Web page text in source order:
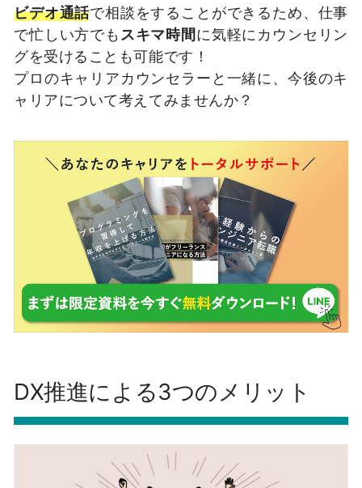
ビデオ通話で相談をすることができるため、仕事
で忙しい方でも スキマ時間に気軽にカウンセリン
グを受けることも可能です！
プロのキャリアカウンセラーと一緒に、今後のキ
ャリアについて考えてみませんか？
DX推進による3つのメリット